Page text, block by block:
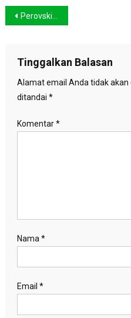
Navigasi
Perovskite, Kandidat Material Panel Surya Masa Depan
Tinggalkan Balasan
Alamat email Anda tidak akan
ditandai *
Komentar*
Nama *
Email *